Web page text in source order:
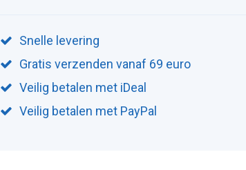
Snelle levering
Gratis verzenden vanaf 69 euro
Veilig betalen met iDeal
Veilig betalen met PayPal